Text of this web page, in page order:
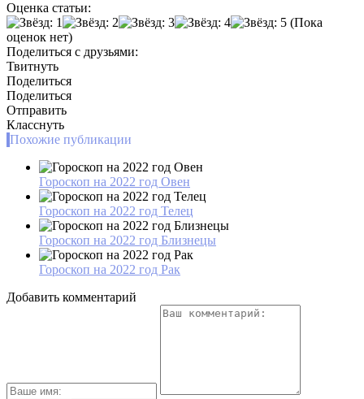
Оценка статьи:
(Пока
оценок нет)
Поделиться с друзьями:
Твитнуть
Поделиться
Поделиться
Отправить
Класснуть
Похожие публикации
Гороскоп на 2022 год Овен
Гороскоп на 2022 год Телец
Гороскоп на 2022 год Близнецы
Гороскоп на 2022 год Рак
Добавить комментарий